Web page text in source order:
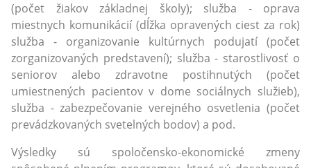
(počet žiakov základnej školy); služba - oprava
miestnych komunikácií (dĺžka opravených ciest za rok)
služba - organizovanie kultúrnych podujatí (počet
zorganizovaných predstavení); služba - starostlivosť o
seniorov alebo zdravotne postihnutých (počet
umiestnených pacientov v dome sociálnych služieb),
služba - zabezpečovanie verejného osvetlenia (počet
prevádzkovaných svetelných bodov) a pod.
Výsledky sú spoločensko-ekonomické zmeny